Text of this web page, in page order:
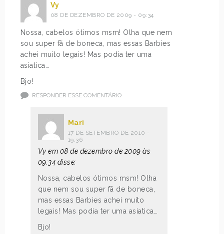
Vy
08 DE DEZEMBRO DE 2009 - 09:34
Nossa, cabelos ótimos msm! Olha que nem
sou super fã de boneca, mas essas Barbies
achei muito legais! Mas podia ter uma
asiatica…
Bjo!
RESPONDER ESSE COMENTÁRIO
Mari
17 DE SETEMBRO DE 2010 -
19:36
Vy em 08 de dezembro de 2009 às
09:34 disse:
Nossa, cabelos ótimos msm! Olha
que nem sou super fã de boneca,
mas essas Barbies achei muito
legais! Mas podia ter uma asiatica…
Bjo!